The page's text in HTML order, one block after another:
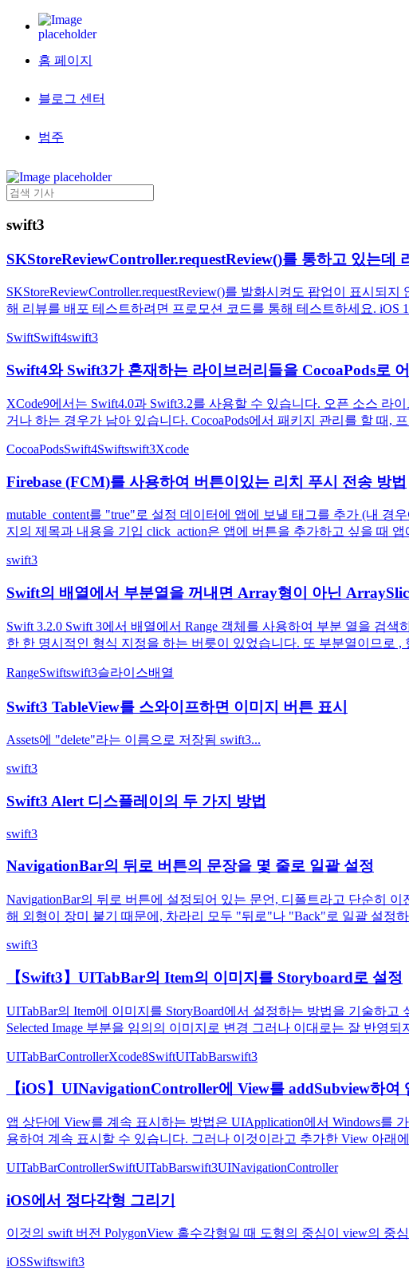
홈 페이지
블로그 센터
범주
swift3
SKStoreReviewController.requestReview()를 통하고 있는
SKStoreReviewController.requestReview()를 발화시켜도 팝업이 표시되
해 리뷰를 배포 테스트하려면 프로모션 코드를 통해 테스트하세요. iOS
SwiftSwift4swift3
Swift4와 Swift3가 혼재하는 라이브러리들을 CocoaPods로
XCode9에서는 Swift4.0과 Swift3.2를 사용할 수 있습니다. 오픈 소스 라
거나 하는 경우가 남아 있습니다. CocoaPods에서 패키지 관리를 할 때,
CocoaPodsSwift4Swiftswift3Xcode
Firebase (FCM)를 사용하여 버튼이있는 리치 푸시 전송 방법
mutable_content를 "true"로 설정 데이터에 앱에 보낼 태그를 추가 (내 경
지의 제목과 내용을 기입 click_action은 앱에 버튼을 추가하고 싶을 때
swift3
Swift의 배열에서 부분열을 꺼내면 Array형이 아닌
Swift 3.2.0 Swift 3에서 배열에서 Range 객체를 사용하여 부분 열을 검
한 한 명시적인 형식 지정을 하는 버릇이 있었습니다. 또 부분열이므로 ,
RangeSwiftswift3슬라이스배열
Swift3 TableView를 스와이프하면 이미지 버튼 표시
Assets에 "delete"라는 이름으로 저장됨 swift3...
swift3
Swift3 Alert 디스플레이의 두 가지 방법
swift3
NavigationBar의 뒤로 버튼의 문장을 몇 줄로 일괄 설정
NavigationBar의 뒤로 버튼에 설정되어 있는 문언, 디폴트라고 단순히
해 외형이 장미 붙기 때문에, 차라리 모두 "뒤로"나 "Back"로 일괄 설정
swift3
【Swift3】UITabBar의 Item의 이미지를 Storyboard로 설정
UITabBar의 Item에 이미지를 StoryBoard에서 설정하는 방법을 기술하고
Selected Image 부분을 임의의 이미지로 변경 그러나 이대로는 잘 반영되
UITabBarControllerXcode8SwiftUITabBarswift3
【iOS】UINavigationController에 View를 addSubview하여
앱 상단에 View를 계속 표시하는 방법은 UIApplication에서 Windows를
용하여 계속 표시할 수 있습니다. 그러나 이것이라고 추가한 View 아래
UITabBarControllerSwiftUITabBarswift3UINavigationController
iOS에서 정다각형 그리기
이것의 swift 버전 PolygonView 홀수각형일 때 도형의 중심이 view의 중
iOSSwiftswift3